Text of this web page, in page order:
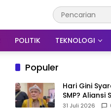
POLITIK TEKNOLOGI
Populer
Hari Gini
SMP? Aliansi
DPRD
31 Juli 2026